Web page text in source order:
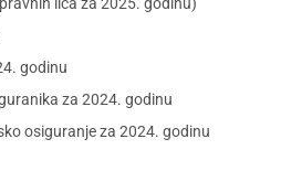
godinu
za 2024. godinu
osiguranje za 2024. godinu